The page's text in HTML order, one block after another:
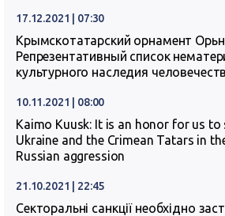
17.12.2021 | 07:30
Крымскотатарский орнамент
Репрезентативный список
культурного наследия
10.11.2021 | 08:00
Kaimo Kuusk: It is an honor for us
Ukraine and the Crimean Tatars in
Russian aggression
21.10.2021 | 22:45
Секторальні санкції необхідно